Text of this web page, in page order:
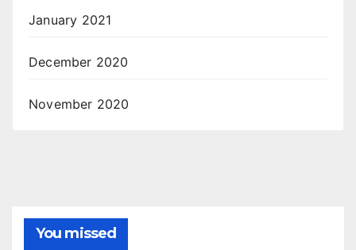
January 2021
December 2020
November 2020
You missed